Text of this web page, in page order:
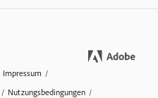
Impressum /
/ Nutzungsbedingungen /